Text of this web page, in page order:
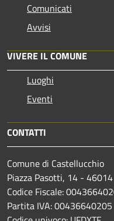
Comunicati
Avvisi
VIVERE IL COMUNE
Luoghi
Eventi
CONTATTI
Comune di Castellucchio
Piazza Pasotti, 14 -
Codice Fiscale:
Partita IVA: 00436640205